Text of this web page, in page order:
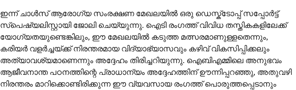
ഇന്ന് ചാൾസ് ആരോഗ്യ സംരക്ഷണ മേഖലയിൽ ഒരു ഡെസ്ക്ടോപ്പ് സപ്പോർട്ട്
സ്പെഷ്യലിസ്റ്റായി ജോലി ചെയ്യുന്നു. ഐടി രംഗത്ത് വിവിധ തസ്തികകളിലേക്ക്
യോഗ്യതയുണ്ടെങ്കിലും, ഈ മേഖലയിൽ കടുത്ത മത്സരമാണുള്ളതെന്നും,
കരിയർ വളർച്ചയ്ക്ക് നിരന്തരമായ വിദ്യാഭ്യാസവും കഴിവ് വികസിപ്പിക്കലും
അത്യാവശ്യമാണെന്നും അദ്ദേഹം തിരിച്ചറിയുന്നു. ഐബിഎമ്മിലെ അനുഭവം
ആജീവനാന്ത പഠനത്തിന്റെ പ്രാധാന്യം അദ്ദേഹത്തിന് ഊന്നിപ്പറഞ്ഞു, അതുവഴി
നിരന്തരം മാറിക്കൊണ്ടിരിക്കുന്ന ഈ വ്യവസായ രംഗത്ത് പൊരുത്തപ്പെടാനും